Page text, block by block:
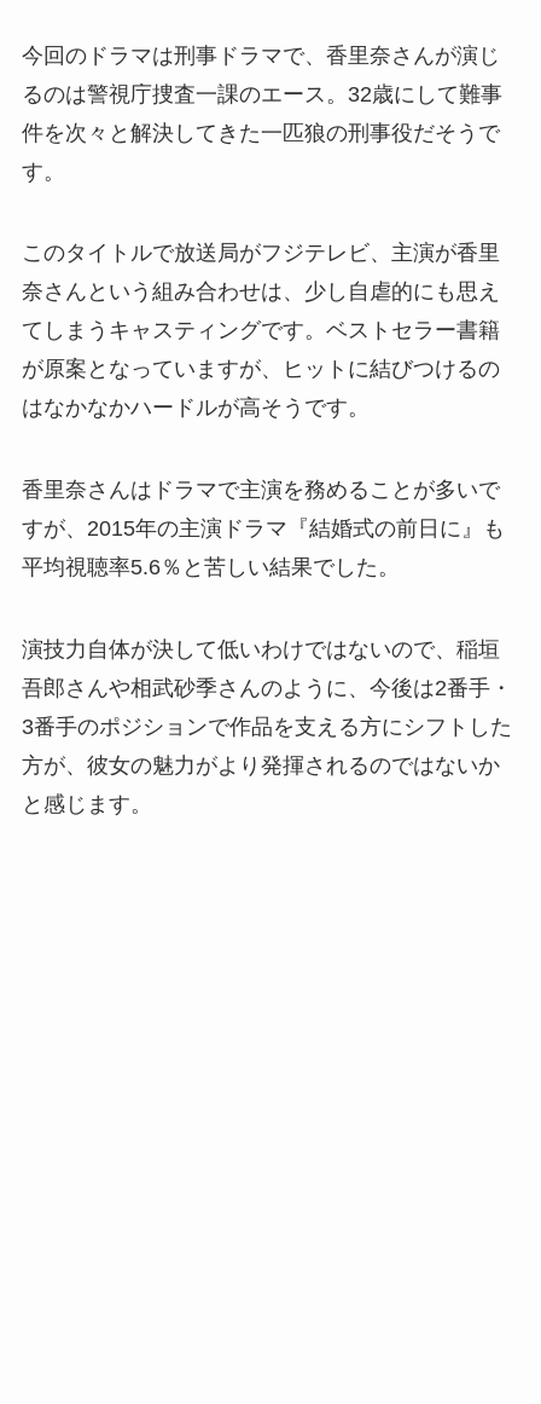
今回のドラマは刑事ドラマで、香里奈さんが演じ
るのは警視庁捜査一課のエース。32歳にして難事
件を次々と解決してきた一匹狼の刑事役だそうで
す。
このタイトルで放送局がフジテレビ、主演が香里
奈さんという組み合わせは、少し自虐的にも思え
てしまうキャスティングです。ベストセラー書籍
が原案となっていますが、ヒットに結びつけるの
はなかなかハードルが高そうです。
香里奈さんはドラマで主演を務めることが多いで
すが、2015年の主演ドラマ『結婚式の前日に』も
平均視聴率5.6％と苦しい結果でした。
演技力自体が決して低いわけではないので、稲垣
吾郎さんや相武砂季さんのように、今後は2番手・
3番手のポジションで作品を支える方にシフトした
方が、彼女の魅力がより発揮されるのではないか
と感じます。